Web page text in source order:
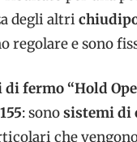
degli altri
regolare e sono
fermo “Hold
: sonosistemi di
che